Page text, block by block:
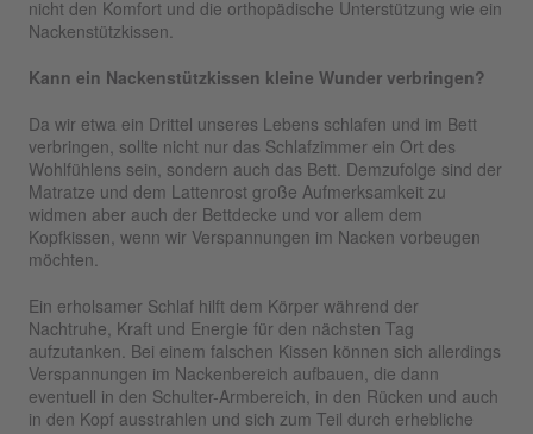
nicht den Komfort und die orthopädische Unterstützung wie ein
Nackenstützkissen.
Kann ein Nackenstützkissen kleine Wunder verbringen?
Da wir etwa ein Drittel unseres Lebens schlafen und im Bett
verbringen, sollte nicht nur das Schlafzimmer ein Ort des
Wohlfühlens sein, sondern auch das Bett. Demzufolge sind der
Matratze und dem Lattenrost große Aufmerksamkeit zu
widmen aber auch der Bettdecke und vor allem dem
Kopfkissen, wenn wir Verspannungen im Nacken vorbeugen
möchten.
Ein erholsamer Schlaf hilft dem Körper während der
Nachtruhe, Kraft und Energie für den nächsten Tag
aufzutanken. Bei einem falschen Kissen können sich allerdings
Verspannungen im Nackenbereich aufbauen, die dann
eventuell in den Schulter-Armbereich, in den Rücken und auch
in den Kopf ausstrahlen und sich zum Teil durch erhebliche